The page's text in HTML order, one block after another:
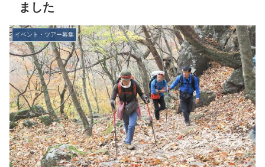
ました
イベント・ツアー募集